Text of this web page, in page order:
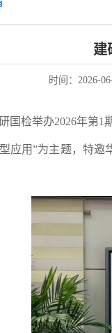
建
时间： 2026-
国检举办2026年第
应用”为主题，特